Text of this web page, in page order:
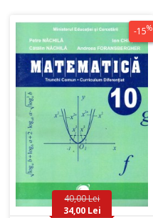
-15%
40,00 Lei
34,00 Lei